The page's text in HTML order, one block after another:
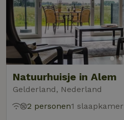
Natuurhuisje in Alem
Gelderland, Nederland
2 personen1 slaapkamer